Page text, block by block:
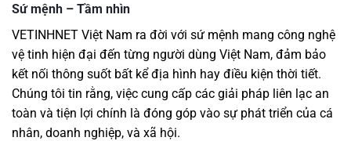
Sứ mệnh – Tầm nhìn
VETINHNET Việt Nam ra đời với sứ mệnh mang công nghệ
vệ tinh hiện đại đến từng người dùng Việt Nam, đảm bảo
kết nối thông suốt bất kể địa hình hay điều kiện thời tiết.
Chúng tôi tin rằng, việc cung cấp các giải pháp liên lạc an
toàn và tiện lợi chính là đóng góp vào sự phát triển của cá
nhân, doanh nghiệp, và xã hội.